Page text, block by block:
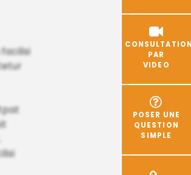
PAR
VIDEO
POSER UNE
QUESTION
SIMPLE